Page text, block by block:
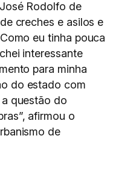
Rodolfo de
creches e asilos e
eu tinha pouca
interessante
para minha
do estado com
questão do
afirmou o
de